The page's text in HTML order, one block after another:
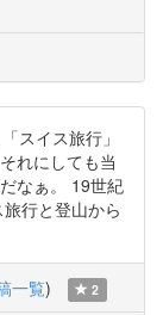
スイス旅行」
れにしても当
なぁ。 19世紀
行と登山から
一覧) 2